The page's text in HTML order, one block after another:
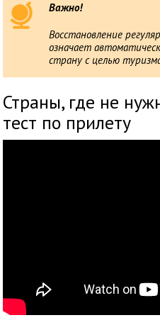
Важно!
Восстановление
означает
страну с целью
Страны, где не
тест по прилету